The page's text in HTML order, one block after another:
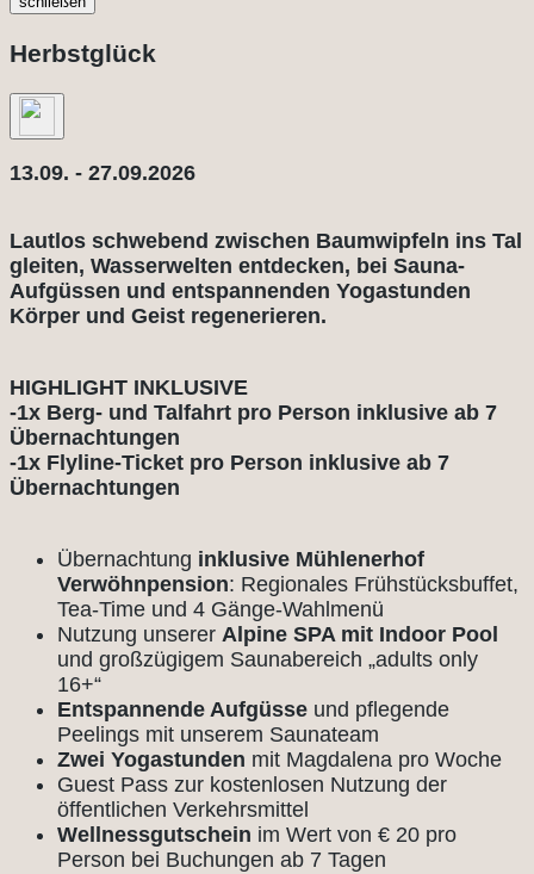
Herbstglück
13.09. - 27.09.2026
Lautlos schwebend zwischen Baumwipfeln ins Tal
gleiten, Wasserwelten entdecken, bei Sauna-
Aufgüssen und entspannenden Yogastunden
Körper und Geist regenerieren.
HIGHLIGHT INKLUSIVE
-1x Berg- und Talfahrt pro Person inklusive ab 7
Übernachtungen
-1x Flyline-Ticket pro Person inklusive ab 7
Übernachtungen
Übernachtung inklusive Mühlenerhof
Verwöhnpension: Regionales Frühstücksbuffet,
Tea-Time und 4 Gänge-Wahlmenü
Nutzung unserer Alpine SPA mit Indoor Pool
und großzügigem Saunabereich „adults only
16+“
Entspannende Aufgüsse und pflegende
Peelings mit unserem Saunateam
Zwei Yogastunden mit Magdalena pro Woche
Guest Pass zur kostenlosen Nutzung der
öffentlichen Verkehrsmittel
Wellnessgutschein im Wert von € 20 pro
Person bei Buchungen ab 7 Tagen